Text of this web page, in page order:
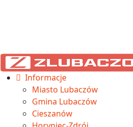
Informacje
Miasto Lubaczów
Gmina Lubaczów
Cieszanów